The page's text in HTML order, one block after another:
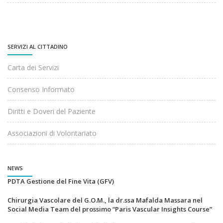
SERVIZI AL CITTADINO
Carta dei Servizi
Consenso Informato
Diritti e Doveri del Paziente
Associazioni di Volontariato
NEWS
PDTA Gestione del Fine Vita (GFV)
Chirurgia Vascolare del G.O.M., la dr.ssa Mafalda Massara nel
Social Media Team del prossimo “Paris Vascular Insights Course”